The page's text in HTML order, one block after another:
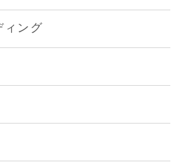
ィング